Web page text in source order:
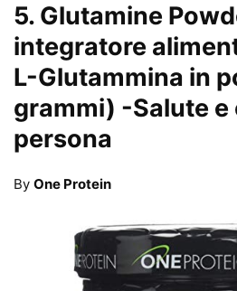
5. Glutamine
integratore
L-Glutammina in
grammi) -Salute e
persona
By One Protein